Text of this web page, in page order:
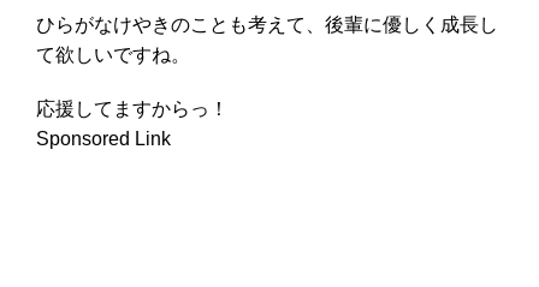
ひらがなけやきのことも考えて、後輩に優しく成長し
て欲しいですね。
応援してますからっ！
Sponsored Link